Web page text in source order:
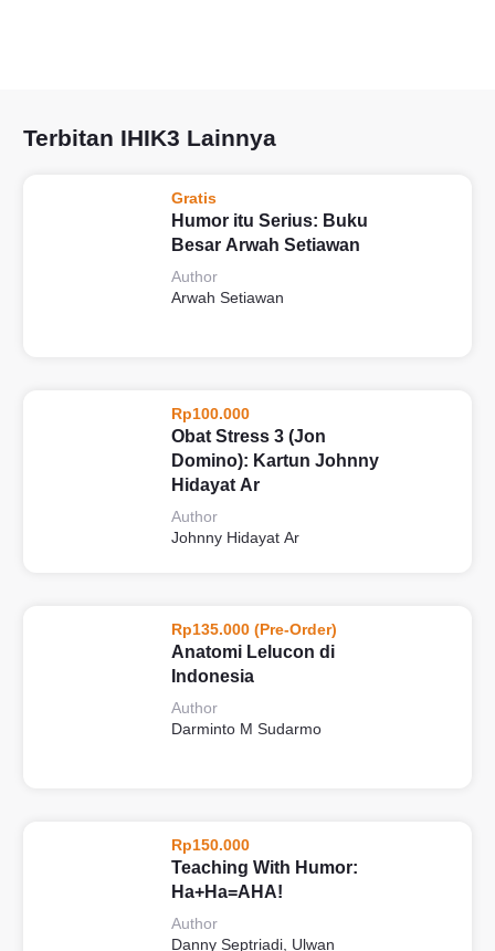
Terbitan IHIK3 Lainnya
Gratis
Humor itu Serius: Buku
Besar Arwah Setiawan
Author
Arwah Setiawan
Rp100.000
Obat Stress 3 (Jon
Domino): Kartun Johnny
Hidayat Ar
Author
Johnny Hidayat Ar
Rp135.000 (Pre-Order)
Anatomi Lelucon di
Indonesia
Author
Darminto M Sudarmo
Rp150.000
Teaching With Humor:
Ha+Ha=AHA!
Author
Danny Septriadi, Ulwan